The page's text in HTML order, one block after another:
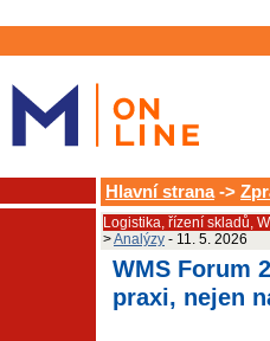
Hlavní strana->
Logistika, řízení skladů,
>Analýzy - 11. 5. 2026
WMS Forum
praxi, nejen